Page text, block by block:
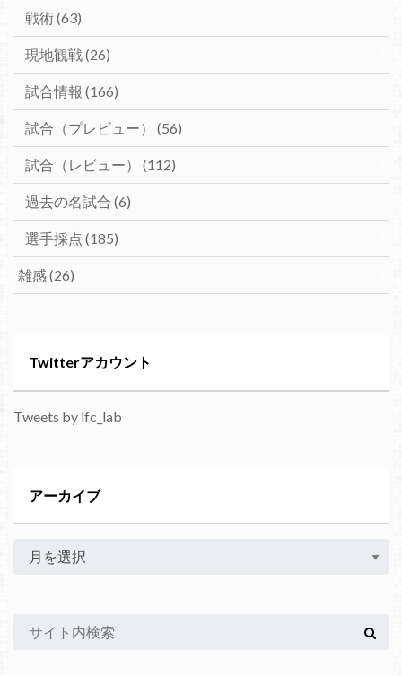
戦術(63)
現地観戦(26)
試合情報 (166)
試合（プレビュー） (56)
試合（レビュー） (112)
過去の名試合 (6)
選手採点 (185)
雑感(26)
Twitterアカウント
Tweets by lfc_lab
アーカイブ